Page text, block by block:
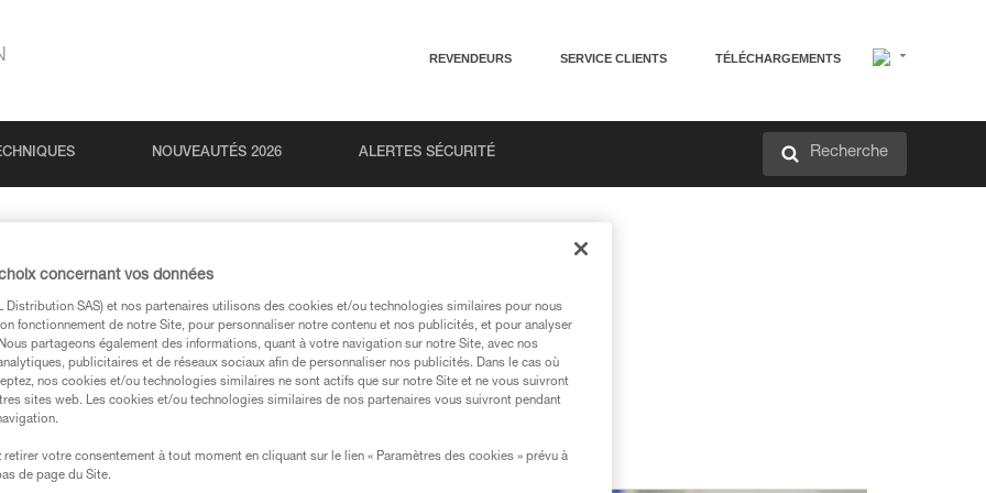
REVENDEURS SERVICE CLIENTS TÉLÉCHARGEMENTS
NOUVEAUTÉS 2026 ALERTES SÉCURITÉ Recherche
connecté à notre actualité
Ton pays
concernant vos données
Distribution SAS) et nos partenaires utilisons des cookies et/ou technologies similaires pour nous
fonctionnement de notre Site, pour personnaliser notre contenu et nos publicités, et pour analyser
partageons également des informations, quant à votre navigation sur notre Site, avec nos
publicitaires et de réseaux sociaux afin de personnaliser nos publicités. Dans le cas où
nos cookies et/ou technologies similaires ne sont actifs que sur notre Site et ne vous suivront
sites web. Les cookies et/ou technologies similaires de nos partenaires vous suivront pendant
retirer votre consentement à tout moment en cliquant sur le lien « Paramètres des cookies » prévu à
de page du Site.